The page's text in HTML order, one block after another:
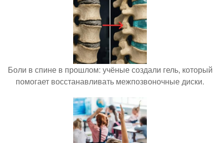
Боли в спине в прошлом: учёные создали гель, который
помогает восстанавливать межпозвоночные диски.